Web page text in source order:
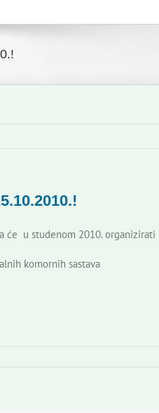
će u studenom 2010. organizirati
komornih sastava